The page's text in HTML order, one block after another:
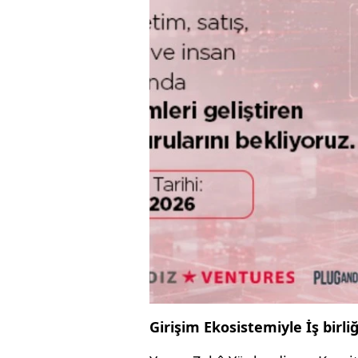
Girişim Ekosistemiyle İş